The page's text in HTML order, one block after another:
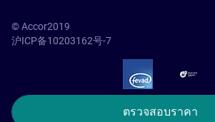
ตรวจสอบราคา
© Accor2019
沪ICP备10203162号-7